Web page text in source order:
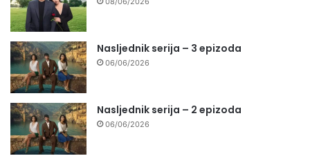
Nasljednik serija – 3 epizoda
06/06/2026
Nasljednik serija – 2 epizoda
06/06/2026